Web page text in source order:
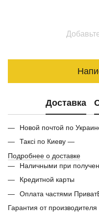
Доставка
Новой почтой по
Таксі по Киеву —
Подробнее о доставке
Наличными при
Кредитной карты
Оплата частями
Гарантия от производителя